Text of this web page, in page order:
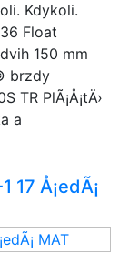
Kdykoli.
Float
150 mm
brzdy
TR PlÃ¡Å¡tÄ›
a
17 Å¡edÃ¡